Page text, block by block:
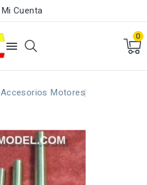
Mi Cuenta

0
Accesorios Motores